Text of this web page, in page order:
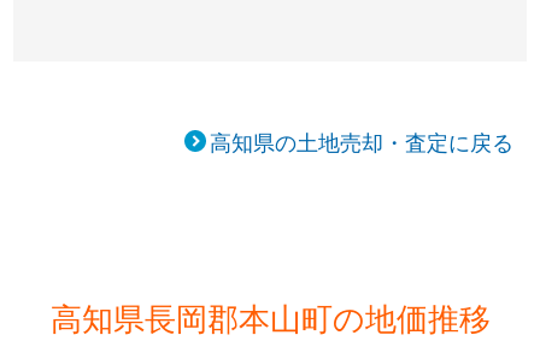
高知県の土地売却・査定に戻る
高知県長岡郡本山町の地価推移